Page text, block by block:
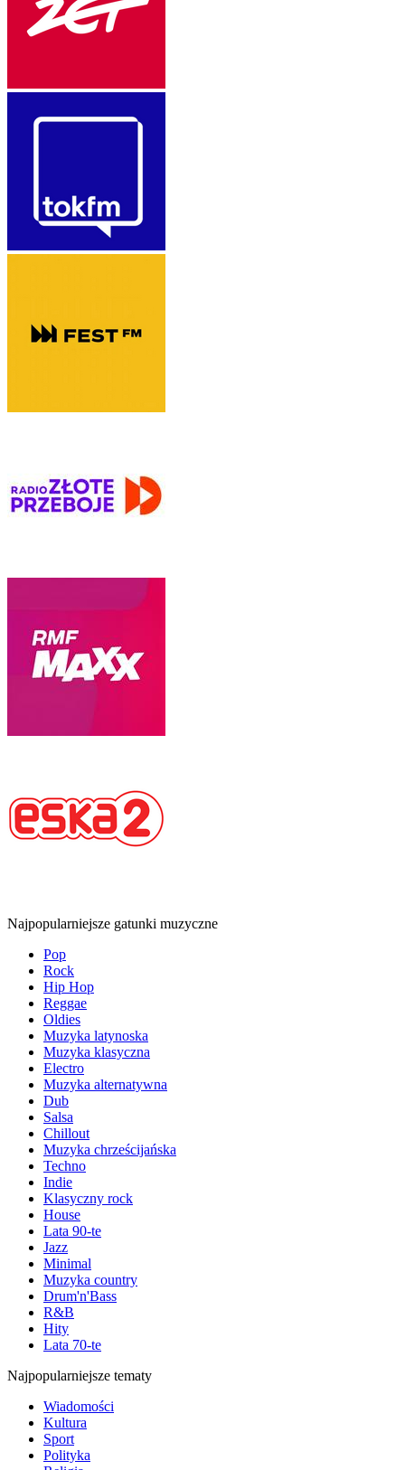
Najpopularniejsze gatunki muzyczne
Pop
Rock
Hip Hop
Reggae
Oldies
Muzyka latynoska
Muzyka klasyczna
Electro
Muzyka alternatywna
Dub
Salsa
Chillout
Muzyka chrześcijańska
Techno
Indie
Klasyczny rock
House
Lata 90-te
Jazz
Minimal
Muzyka country
Drum'n'Bass
R&B
Hity
Lata 70-te
Najpopularniejsze tematy
Wiadomości
Kultura
Sport
Polityka